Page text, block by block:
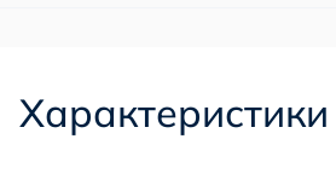
Характеристики